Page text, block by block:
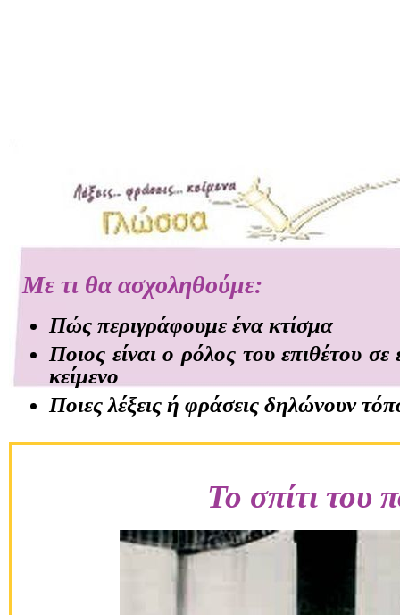
Με τι θα ασχοληθούμε:
Πώς περιγράφουμε ένα κτίσμα
Ποιος είναι ο ρόλος του επιθέτου σε
κείμενο
Ποιες λέξεις ή φράσεις δηλώνουν
Το σπίτι του